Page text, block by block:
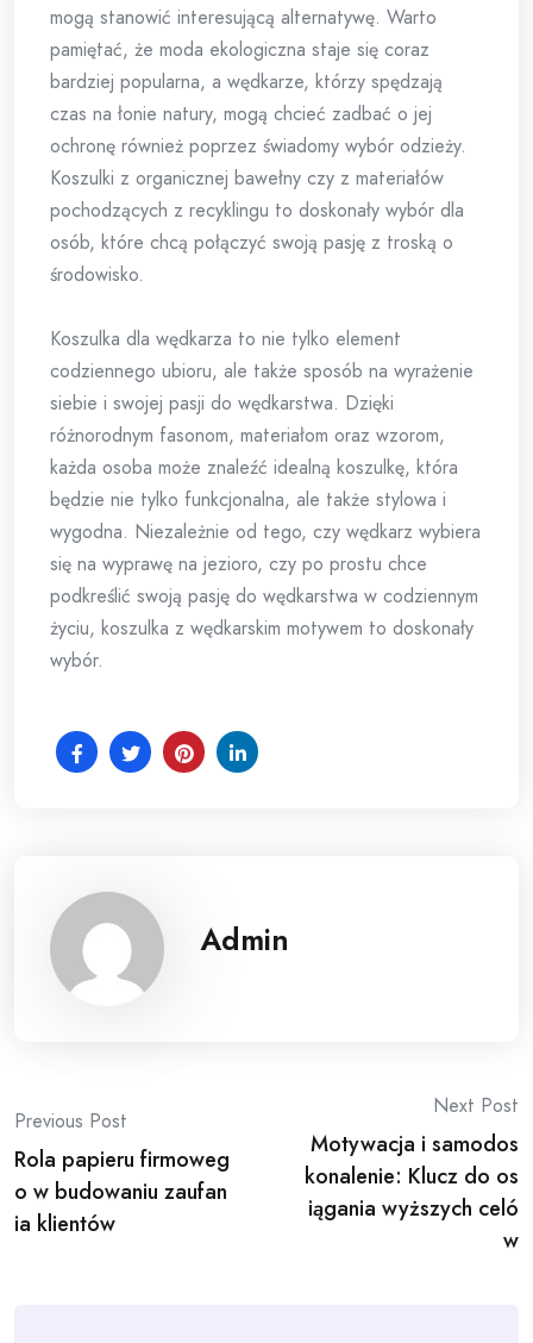
mogą stanowić interesującą alternatywę. Warto
pamiętać, że moda ekologiczna staje się coraz
bardziej popularna, a wędkarze, którzy spędzają
czas na łonie natury, mogą chcieć zadbać o jej
ochronę również poprzez świadomy wybór odzieży.
Koszulki z organicznej bawełny czy z materiałów
pochodzących z recyklingu to doskonały wybór dla
osób, które chcą połączyć swoją pasję z troską o
środowisko.
Koszulka dla wędkarza to nie tylko element
codziennego ubioru, ale także sposób na wyrażenie
siebie i swojej pasji do wędkarstwa. Dzięki
różnorodnym fasonom, materiałom oraz wzorom,
każda osoba może znaleźć idealną koszulkę, która
będzie nie tylko funkcjonalna, ale także stylowa i
wygodna. Niezależnie od tego, czy wędkarz wybiera
się na wyprawę na jezioro, czy po prostu chce
podkreślić swoją pasję do wędkarstwa w codziennym
życiu, koszulka z wędkarskim motywem to doskonały
wybór.
Admin
Post
navigation
Previous Post
Rola papieru firmoweg
o w budowaniu zaufan
ia klientów
Next Post
Motywacja i samodos
konalenie: Klucz do os
iągania wyższych celó
w